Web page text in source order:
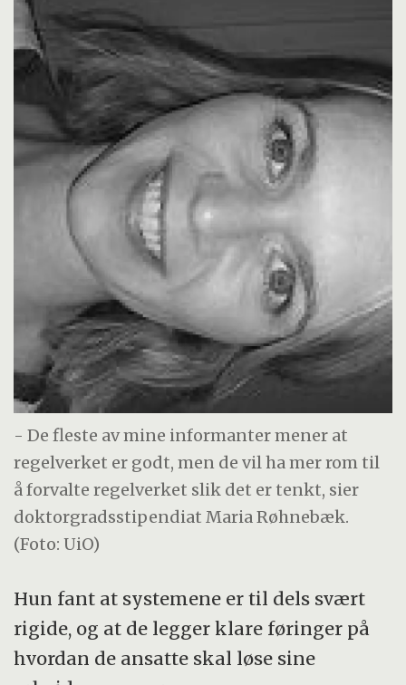
- De fleste av mine informanter mener at
regelverket er godt, men de vil ha mer rom til
å forvalte regelverket slik det er tenkt, sier
doktorgradsstipendiat Maria Røhnebæk.
(Foto: UiO)
Hun fant at systemene er til dels svært
rigide, og at de legger klare føringer på
hvordan de ansatte skal løse sine